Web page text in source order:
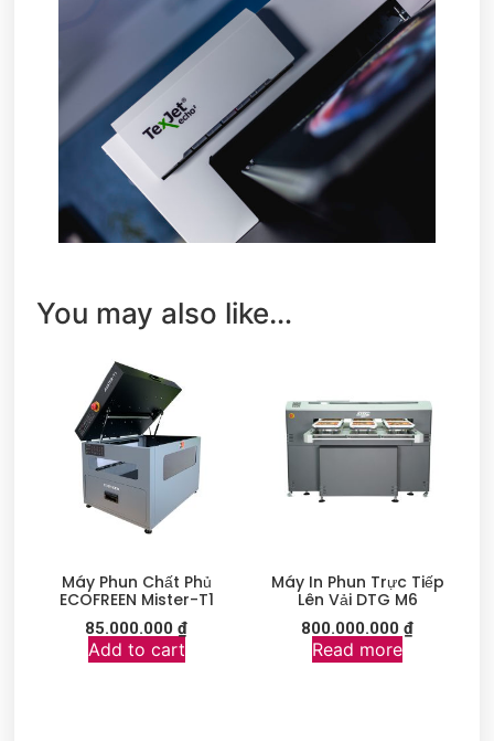
You may also like…
Máy Phun Chất Phủ
ECOFREEN Mister-T1
85.000.000₫
Add to cart
Máy In Phun Trực Tiếp
Lên Vải DTG M6
800.000.000₫
Read more